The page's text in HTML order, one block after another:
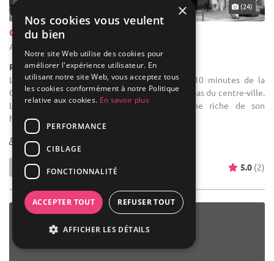
(24)
Chapeau Blanc
Anderlecht - Bruxelles-Capitale (BRU)
Restaurant / Brasserie
Location de salle de mariage : À seulement 10 minutes de la
Grand-Place, découvrez un lieu paisible à deux pas du centre-ville.
La commune d'Anderlecht est une commune riche de son
histoire... Le ...
12-100
5.0 (2)
×
Nos cookies vous veulent
du bien
Notre site Web utilise des cookies pour
améliorer l'expérience utilisateur. En
utilisant notre site Web, vous acceptez tous
les cookies conformément à notre Politique
relative aux cookies. En savoir plus
PERFORMANCE
CIBLAGE
FONCTIONNALITÉ
ACCEPTER TOUT REFUSER TOUT
AFFICHER LES DÉTAILS